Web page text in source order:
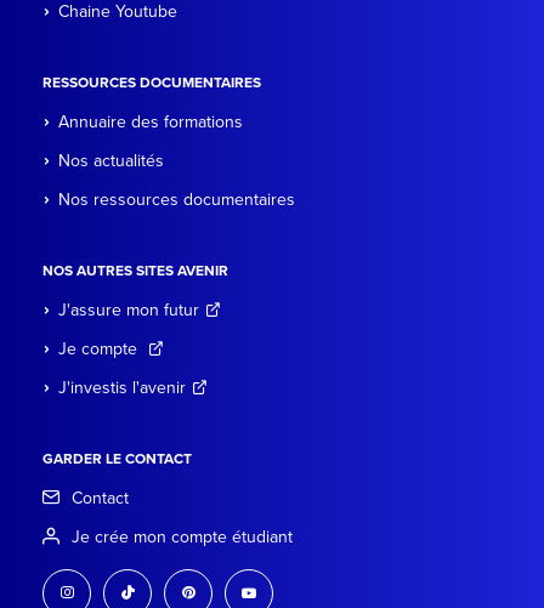
Chaine Youtube
RESSOURCES DOCUMENTAIRES
Annuaire des formations
Nos actualités
Nos ressources documentaires
NOS AUTRES SITES AVENIR
J'assure mon futur
Je compte
J'investis l'avenir
GARDER LE CONTACT
Contact
Je crée mon compte étudiant
instagram tiktok pinterest youtube